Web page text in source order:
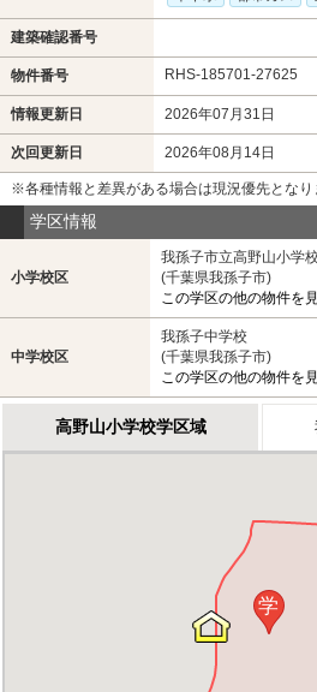
建築確認番号
物件番号 RHS-185701-27625
情報更新日 2026年07月31日
次回更新日 2026年08月14日
※各種情報と差異がある場合は現況優先となり
学区情報
小学校区
我孫子市立高野山小学
(千葉県我孫子市)
この学区の他の物件を
中学校区
我孫子中学校
(千葉県我孫子市)
この学区の他の物件を
高野山小学校学区域
学